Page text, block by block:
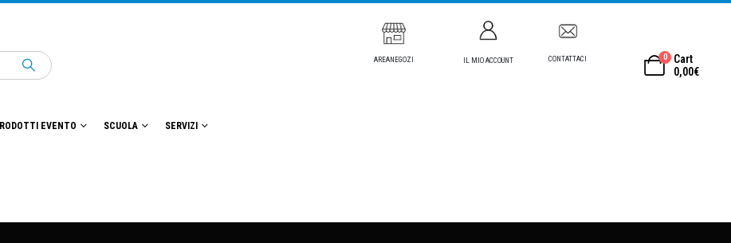
AREANEGOZI IL MIO ACCOUNT CONTATTACI 0
Cart
0,00€
EVENTO SCUOLA SERVIZI